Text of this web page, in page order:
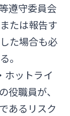
遵守委員会
たは報告す
た場合も必
。
ホットライ
役職員が、
あるリスク